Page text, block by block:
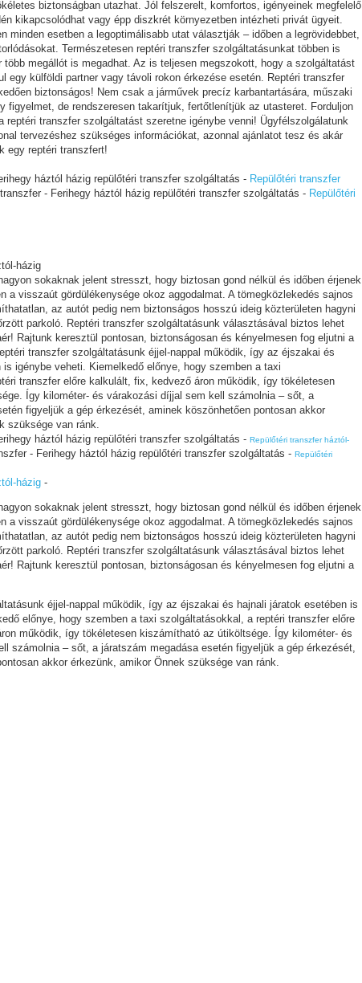
biztonságban utazhat. Jól felszerelt, komfortos, igényeinek megfelelő
kikapcsolódhat vagy épp diszkrét környezetben intézheti privát ügyeit.
minden esetben a legoptimálisabb utat választják – időben a legrövidebbet,
Természetesen reptéri transzfer szolgáltatásunkat többen is
több megállót is megadhat. Az is teljesen megszokott, hogy a szolgáltatást
egy külföldi partner vagy távoli rokon érkezése esetén. Reptéri transzfer
biztonságos! Nem csak a járművek precíz karbantartására, műszaki
figyelmet, de rendszeresen takarítjuk, fertőtlenítjük az utasteret. Forduljon
reptéri transzfer szolgáltatást szeretne igénybe venni! Ügyfélszolgálatunk
tervezéshez szükséges információkat, azonnal ajánlatot tesz és akár
egy reptéri transzfert!
háztól házig repülőtéri transzfer szolgáltatás - Repülőtéri transzfer
- Ferihegy háztól házig repülőtéri transzfer szolgáltatás - Repülőtéri
házig
sokaknak jelent stresszt, hogy biztosan gond nélkül és időben érjenek
a visszaút gördülékenysége okoz aggodalmat. A tömegközlekedés sajnos
az autót pedig nem biztonságos hosszú ideig közterületen hagyni
parkoló. Reptéri transzfer szolgáltatásunk választásával biztos lehet
Rajtunk keresztül pontosan, biztonságosan és kényelmesen fog eljutni a
transzfer szolgáltatásunk éjjel-nappal működik, így az éjszakai és
is igénybe veheti. Kiemelkedő előnye, hogy szemben a taxi
transzfer előre kalkulált, fix, kedvező áron működik, így tökéletesen
Így kilométer- és várakozási díjjal sem kell számolnia – sőt, a
figyeljük a gép érkezését, aminek köszönhetően pontosan akkor
szüksége van ránk.
háztól házig repülőtéri transzfer szolgáltatás - Repülőtéri transzfer háztól-
- Ferihegy háztól házig repülőtéri transzfer szolgáltatás - Repülőtéri
házig -
sokaknak jelent stresszt, hogy biztosan gond nélkül és időben érjenek
a visszaút gördülékenysége okoz aggodalmat. A tömegközlekedés sajnos
az autót pedig nem biztonságos hosszú ideig közterületen hagyni
parkoló. Reptéri transzfer szolgáltatásunk választásával biztos lehet
Rajtunk keresztül pontosan, biztonságosan és kényelmesen fog eljutni a
éjjel-nappal működik, így az éjszakai és hajnali járatok esetében is
előnye, hogy szemben a taxi szolgáltatásokkal, a reptéri transzfer előre
működik, így tökéletesen kiszámítható az útiköltsége. Így kilométer- és
számolnia – sőt, a járatszám megadása esetén figyeljük a gép érkezését,
akkor érkezünk, amikor Önnek szüksége van ránk.